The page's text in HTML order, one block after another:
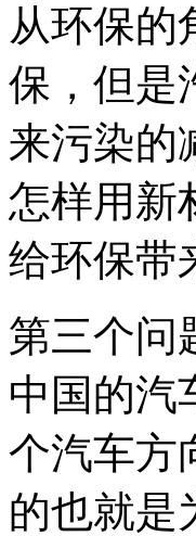
从环保的
保，但是
来污染的
怎样用新
给环保带
第三个问
中国的汽
个汽车方
的也就是